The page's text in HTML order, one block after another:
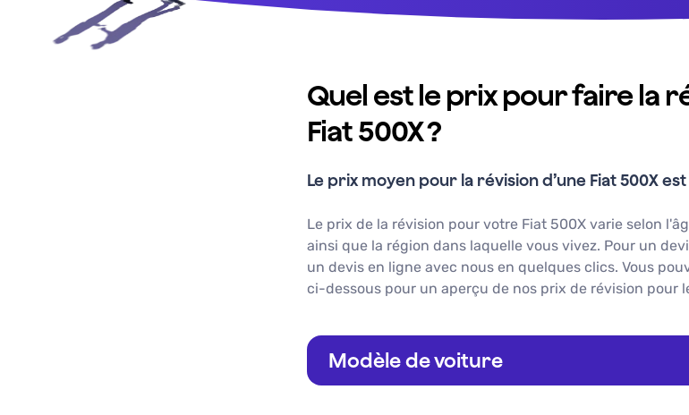
Quel est le prix pour faire la
Fiat 500X ?
Le prix moyen pour la révision d’une Fiat 500Xest
Le prix de la révision pour votre Fiat 500Xvarie selon
ainsi que la région dans laquelle vous vivez. Pour un
un devis en ligne avec nous en quelques clics. Vous
ci-dessous pour un aperçu de nos prix de révision pour
Modèle de voiture